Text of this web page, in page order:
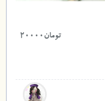
تومان20000